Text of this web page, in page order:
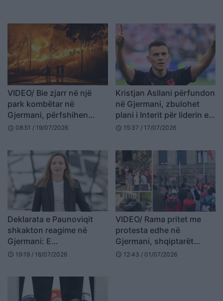
VIDEO/ Bie zjarr në një
park kombëtar në
Gjermani, përfshihen
rreth 400 hektarë tokë
schedule 08:51 / 19/07/2026
Kristjan Asllani përfundon
në Gjermani, zbulohet
plani i Interit për liderin e
Kombëtares
schedule 15:37 / 17/07/2026
Deklarata e Paunoviqit
shkakton reagime në
Gjermani: E
papranueshme
schedule 19:19 / 16/07/2026
VIDEO/ Rama pritet me
protesta edhe në
Gjermani, shqiptarët
tubim në Düsseldorf:
schedule 12:43 / 01/07/2026